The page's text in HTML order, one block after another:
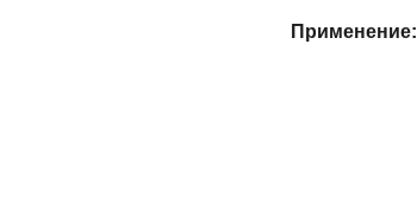
Применение: